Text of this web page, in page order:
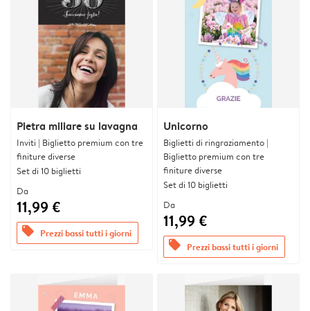
Pietra miliare su lavagna
Inviti | Biglietto premium con tre
finiture diverse
Set di 10 biglietti
Da
11,99 €
offers Prezzi bassi tutti i giorni
Unicorno
Biglietti di ringraziamento |
Biglietto premium con tre
finiture diverse
Set di 10 biglietti
Da
11,99 €
offers Prezzi bassi tutti i giorni